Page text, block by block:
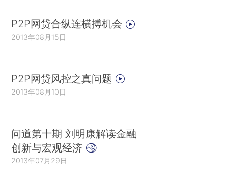
P2P网贷合纵连横搏机会
2013年08月15日
P2P网贷风控之真问题
2013年08月10日
问道第十期 刘明康解读金融
创新与宏观经济
2013年07月29日